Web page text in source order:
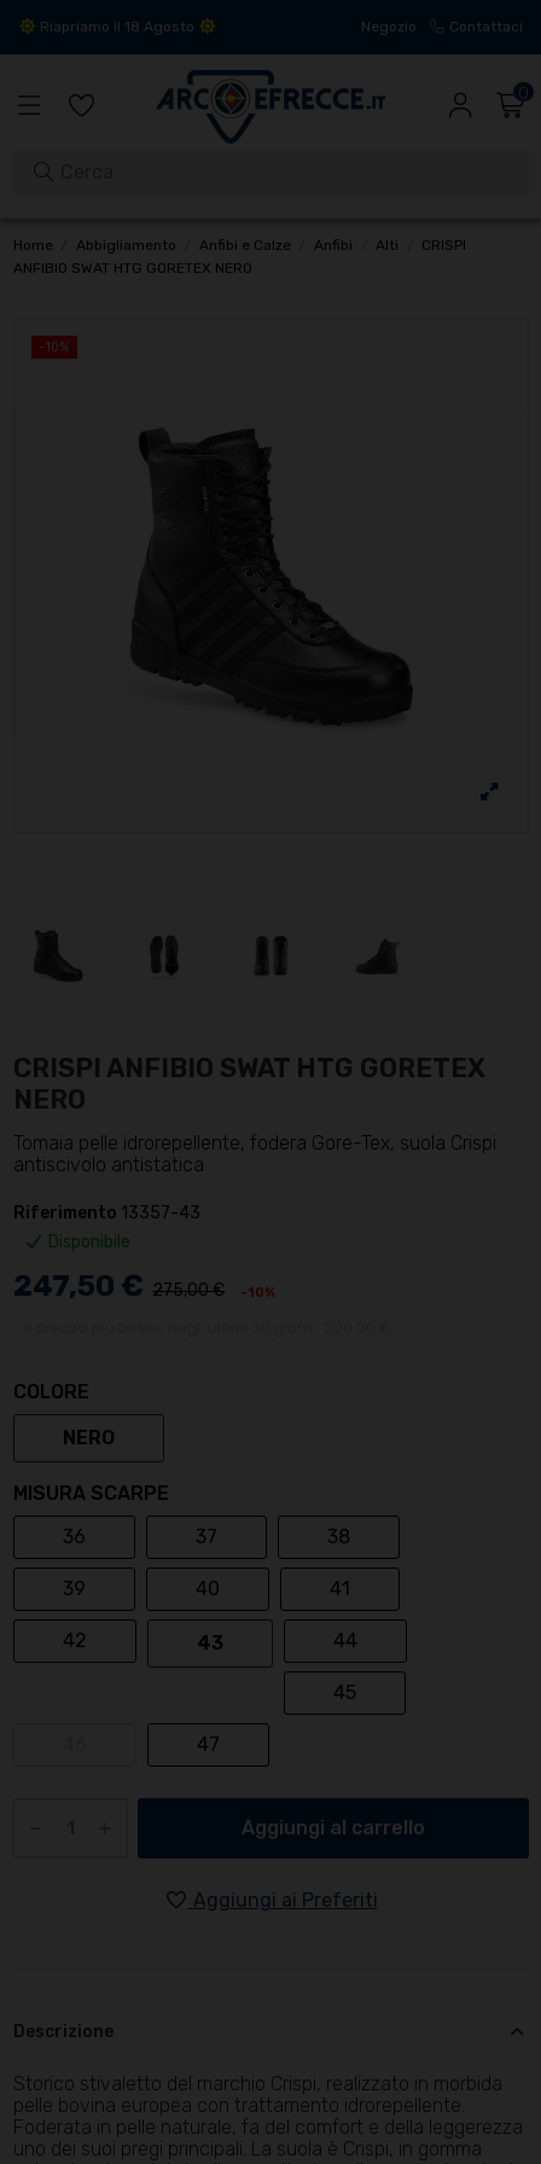
Riapriamo il 18 Agosto Negozio Contattaci
0
Home Abbigliamento Anfibi e Calze Anfibi Alti
CRISPI
ANFIBIO SWAT HTG GORETEX NERO
-10%
CRISPI ANFIBIO SWAT HTG GORETEX
NERO
Tomaia pelle idrorepellente, fodera Gore-Tex, suola Crispi
antiscivolo antistatica
Riferimento 13357-43
Disponibile
247,50 € 275,00 € -10%
COLORE
NERO
MISURA SCARPE
36
37 38
39 40 41
42 43 44
45
47
Aggiungi al carrello
Aggiungi ai Preferiti
Descrizione
Storico stivaletto del marchio Crispi, realizzato in morbida
pelle bovina europea con trattamento idrorepellente.
Foderata in pelle naturale, fa del comfort e della leggerezza
uno dei suoi pregi principali. La suola è Crispi, in gomma